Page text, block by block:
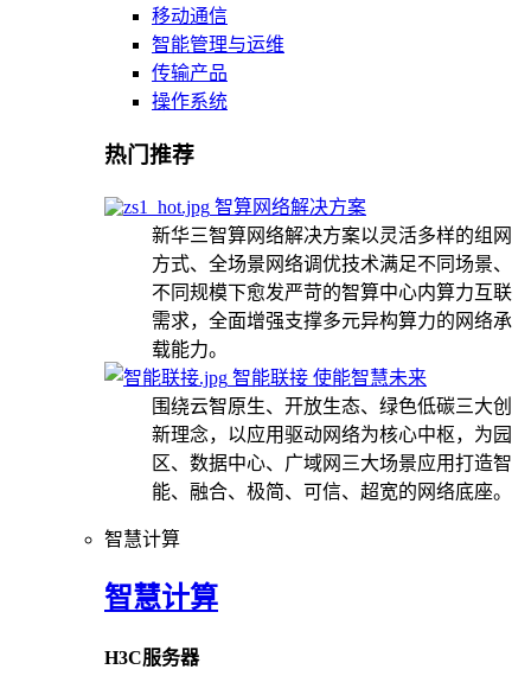
移动通信
智能管理与运维
传输产品
操作系统
热门推荐
智算网络解决方案
新华三智算网络解决方案以灵活多样的组网
方式、全场景网络调优技术满足不同场景、
不同规模下愈发严苛的智算中心内算力互联
需求，全面增强支撑多元异构算力的网络承
载能力。
智能联接 使能智慧未来
围绕云智原生、开放生态、绿色低碳三大创
新理念，以应用驱动网络为核心中枢，为园
区、数据中心、广域网三大场景应用打造智
能、融合、极简、可信、超宽的网络底座。
智慧计算
智慧计算
H3C服务器